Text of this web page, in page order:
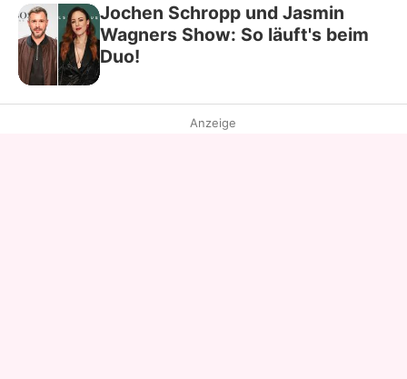
Jochen Schropp und Jasmin
Wagners Show: So läuft's beim
Duo!
Anzeige